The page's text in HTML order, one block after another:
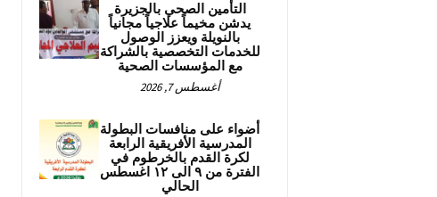
التأمين الصحي بالجزيرة
يدشن مخيماً علاجياً مجانياً
بالنويلة ويعزز الوصول
للخدمات التخصصية بالشراكة
مع المؤسسات الصحية
أغسطس 7, 2026
أضواء على منافسات البطولة
المدرسية الأفريقية الرابعة
لكرة القدم بالخرطوم في
الفترة من ٩ الى ١٢ اغسطس
الحالي